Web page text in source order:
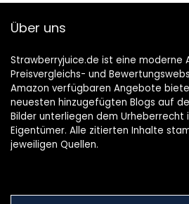
Über uns
Strawberryjuice.de ist eine moderne
Preisvergleichs- und
Amazon verfügbaren Angebote
neuesten hinzugefügten Blogs auf
Bilder unterliegen dem Urheberrecht
Eigentümer. Alle zitierten Inhalte
jeweiligen Quellen.